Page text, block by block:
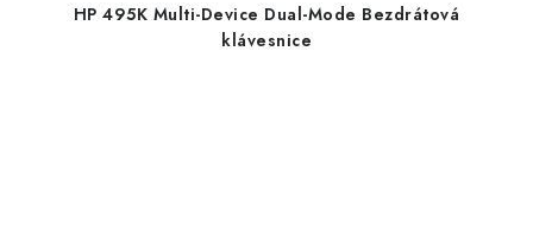
HP 495K Multi-Device Dual-Mode Bezdrátová
klávesnice